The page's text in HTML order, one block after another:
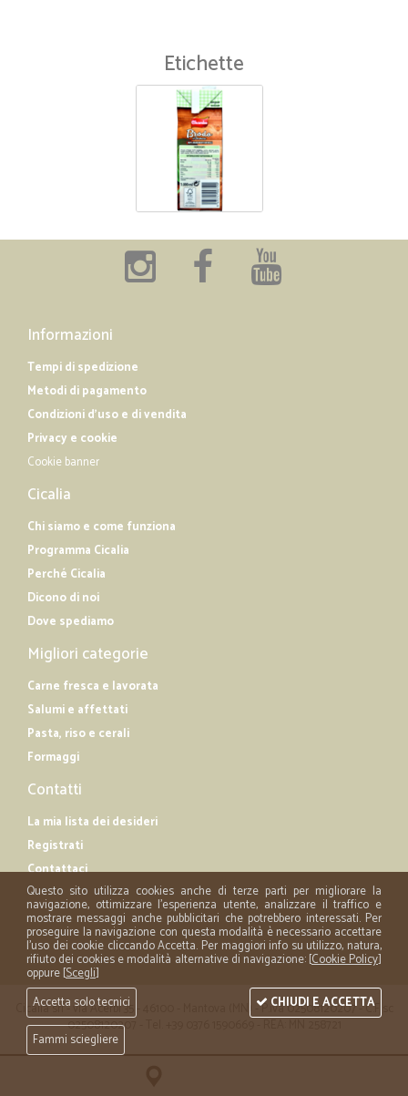
Etichette
Informazioni
Tempi di spedizione
Metodi di pagamento
Condizioni d'uso e di vendita
Privacy e cookie
Cookie banner
Cicalia
Chi siamo e come funziona
Programma Cicalia
Perché Cicalia
Dicono di noi
Dove spediamo
Migliori categorie
Carne fresca e lavorata
Salumi e affettati
Pasta, riso e cerali
Formaggi
Contatti
La mia lista dei desideri
Registrati
Contattaci
Cicalia srl - via Acerbi 35 - 46100 - Mantova (MN) - P.iva 02508120207 - C.Fisc
02508120207 - Tel. +39 0376 1590669 - REA: MN 258721
Questo sito utilizza cookies anche di terze parti per migliorare la
navigazione, ottimizzare l'esperienza utente, analizzare il traffico e
mostrare messaggi anche pubblicitari che potrebbero interessati. Per
proseguire la navigazione con questa modalità è necessario accettare
l'uso dei cookie cliccando Accetta. Per maggiori info su utilizzo, natura,
rifiuto dei cookies e modalità alternative di navigazione: [Cookie Policy]
oppure [Scegli]
Accetta solo tecnici
Fammi sciegliere
CHIUDI E ACCETTA